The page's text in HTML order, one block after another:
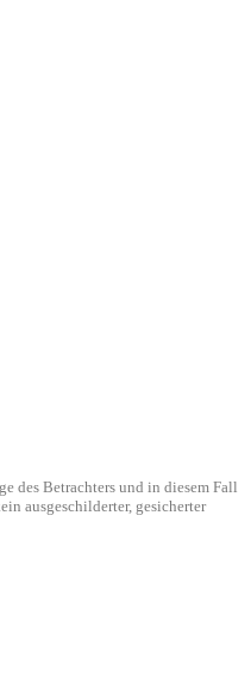
des Betrachters und in diesem Fall
ausgeschilderter, gesicherter